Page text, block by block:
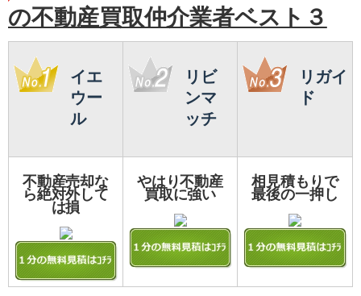
の不動産買取仲介業者ベスト３
イエ
ウー
ル
リビ
ンマ
ッチ
リガイ
ド
不動産売却な
ら絶対外して
は損
やはり不動産
買取に強い
相見積もりで
最後の一押し